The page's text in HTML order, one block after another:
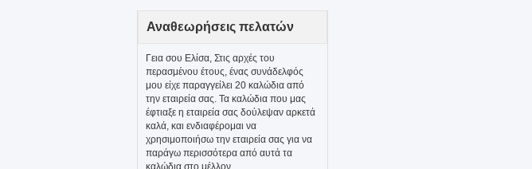
Αναθεωρήσεις πελατών
Γεια σου Ελίσα, Στις αρχές του
περασμένου έτους, ένας συνάδελφός
μου είχε παραγγείλει 20 καλώδια από
την εταιρεία σας. Τα καλώδια που μας
έφτιαξε η εταιρεία σας δούλεψαν αρκετά
καλά, και ενδιαφέρομαι να
χρησιμοποιήσω την εταιρεία σας για να
παράγω περισσότερα από αυτά τα